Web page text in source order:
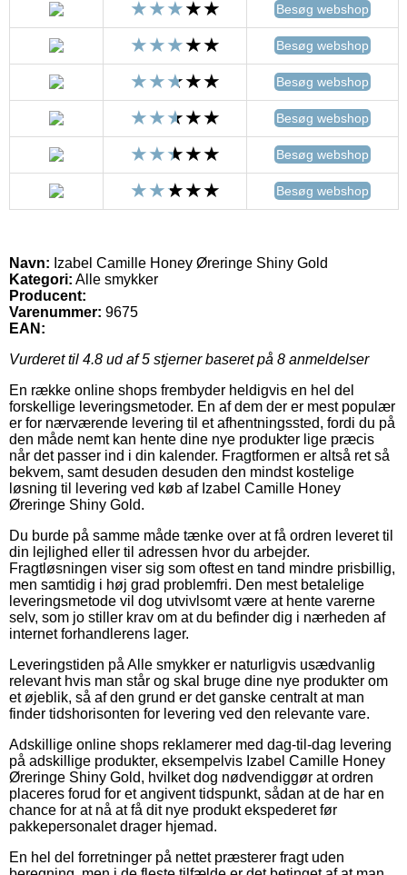
Besøg webshop
Besøg webshop
Besøg webshop
Besøg webshop
Besøg webshop
Besøg webshop
Navn: Izabel Camille Honey Øreringe Shiny Gold
Kategori: Alle smykker
Producent:
Varenummer: 9675
EAN:
Vurderet til 4.8 ud af 5 stjerner baseret på 8 anmeldelser
En række online shops frembyder heldigvis en hel del
forskellige leveringsmetoder. En af dem der er mest populær
er for nærværende levering til et afhentningssted, fordi du på
den måde nemt kan hente dine nye produkter lige præcis
når det passer ind i din kalender. Fragtformen er altså ret så
bekvem, samt desuden desuden den mindst kostelige
løsning til levering ved køb af Izabel Camille Honey
Øreringe Shiny Gold.
Du burde på samme måde tænke over at få ordren leveret til
din lejlighed eller til adressen hvor du arbejder.
Fragtløsningen viser sig som oftest en tand mindre prisbillig,
men samtidig i høj grad problemfri. Den mest betalelige
leveringsmetode vil dog utvivlsomt være at hente varerne
selv, som jo stiller krav om at du befinder dig i nærheden af
internet forhandlerens lager.
Leveringstiden på Alle smykker er naturligvis usædvanlig
relevant hvis man står og skal bruge dine nye produkter om
et øjeblik, så af den grund er det ganske centralt at man
finder tidshorisonten for levering ved den relevante vare.
Adskillige online shops reklamerer med dag-til-dag levering
på adskillige produkter, eksempelvis Izabel Camille Honey
Øreringe Shiny Gold, hvilket dog nødvendiggør at ordren
placeres forud for et angivent tidspunkt, sådan at de har en
chance for at nå at få dit nye produkt ekspederet før
pakkepersonalet drager hjemad.
En hel del forretninger på nettet præsterer fragt uden